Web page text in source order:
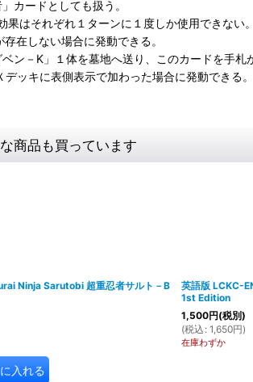
カードとしても扱う。
はそれぞれ１ターンに１度しか使用できない。
在しない場合に発動できる。
ン－K」１体を墓地へ送り、このカードを手札
ッキに表側表示で加わった場合に発動できる。
商品も買っています
Ninja Sarutobi 超重忍者サルト－B
入れる
英語版 LCKC-
1st Edition
1,500円(税別)
(税込 : 1,650円)
在庫わずか